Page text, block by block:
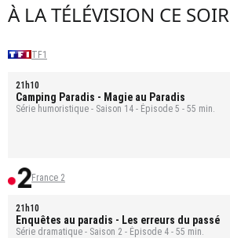
À LA TÉLÉVISION CE SOIR
TF1
21h10
Camping Paradis - Magie au Paradis
Série humoristique - Saison 14 - Épisode 5 - 55 min.
France 2
21h10
Enquêtes au paradis - Les erreurs du passé
Série dramatique - Saison 2 - Épisode 4 - 55 min.